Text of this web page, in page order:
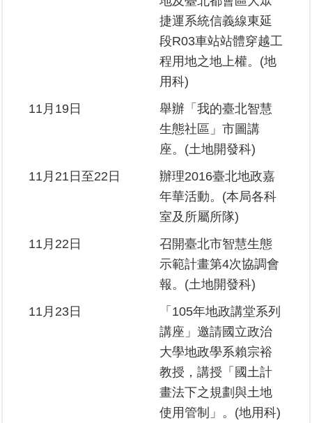
捷運系統信義線東延
段R03車站站體穿越工
程用地之地上權。(地
用科)
11月19日
舉辦「我的臺北智慧
生態社區」市圖講
座。(土地開發科)
11月21日至22日
辦理2016臺北地政嘉
年華活動。(本局各科
室及所屬所隊)
11月22日
召開臺北市智慧生態
示範計畫第4次協調會
報。(土地開發科)
11月23日
「105年地政講堂系列
講座」邀請國立政治
大學地政學系賴宗裕
教授，講授「國土計
畫法下之規劃與土地
使用管制」。(地用科)